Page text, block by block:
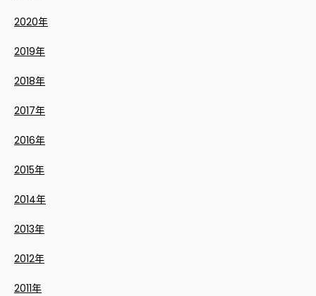
2020年
2019年
2018年
2017年
2016年
2015年
2014年
2013年
2012年
2011年